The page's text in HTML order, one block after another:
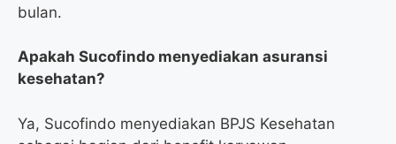
bulan.
Apakah Sucofindo menyediakan asuransi
kesehatan?
Ya, Sucofindo menyediakan BPJS Kesehatan